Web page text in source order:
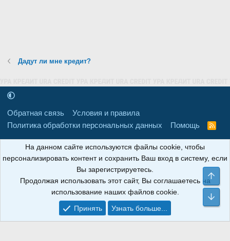
Дадут ли мне кредит?
Обратная связь
Условия и правила
Политика обработки персональных данных
Помощь
R
Свидетельство о регистрации товарного знака № 665857 от
06.08.2018 г. Сайт не является СМИ. Сделано вРунетЛаб – Сайты и
АНОИНФО; ОГРН: 1247700801700; ИНН/КПП:
9709119500/320001001; Юридический адрес: 241030, Брянская
область, г. Брянск, ул. Мира, д. 96, ком. 124
На данном сайте используются файлы cookie, чтобы
персонализировать контент и сохранить Ваш вход в систему, если
Вы зарегистрируетесь.
Продолжая использовать этот сайт, Вы соглашаетесь на
использование наших файлов cookie.
Принять
Узнать больше...